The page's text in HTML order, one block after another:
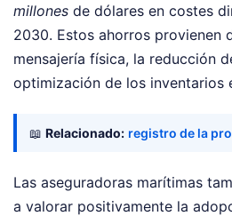
millones de dólares en costes
2030. Estos ahorros provienen
mensajería física, la reducción
optimización de los inventarios
📖 Relacionado: registro de la
Las aseguradoras marítimas
a valorar positivamente la